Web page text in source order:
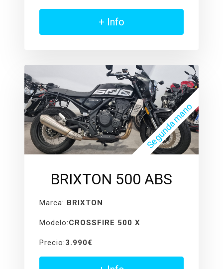
+ Info
BRIXTON 500 ABS
Segunda mano
Marca: BRIXTON
Modelo:CROSSFIRE 500 X
Precio:3.990€